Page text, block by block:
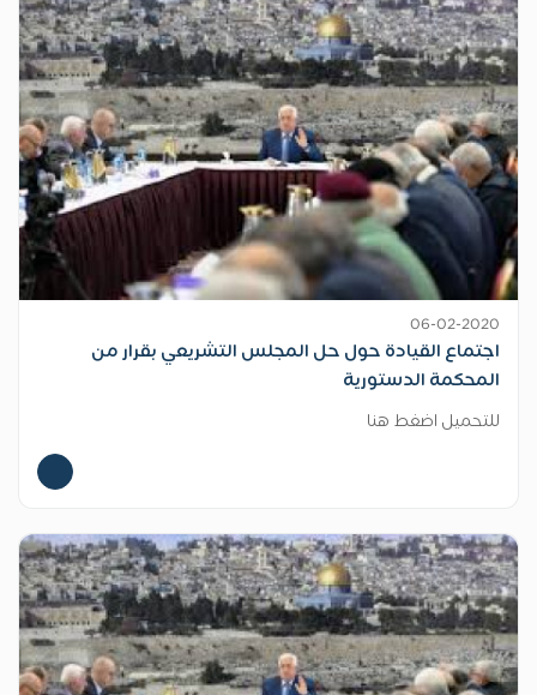
06-02-2020
اجتماع القيادة حول حل المجلس التشريعي بقرار من
المحكمة الدستورية
للتحميل اضغط هنا